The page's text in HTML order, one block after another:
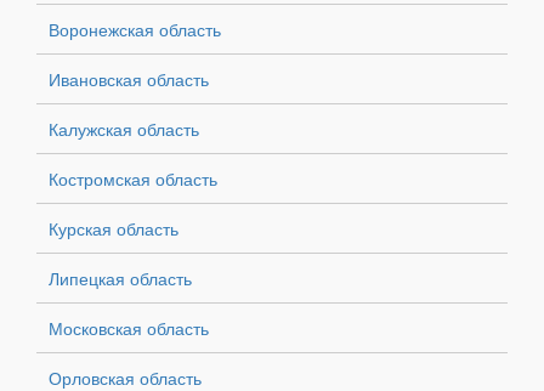
Воронежская область
Ивановская область
Калужская область
Костромская область
Курская область
Липецкая область
Московская область
Орловская область